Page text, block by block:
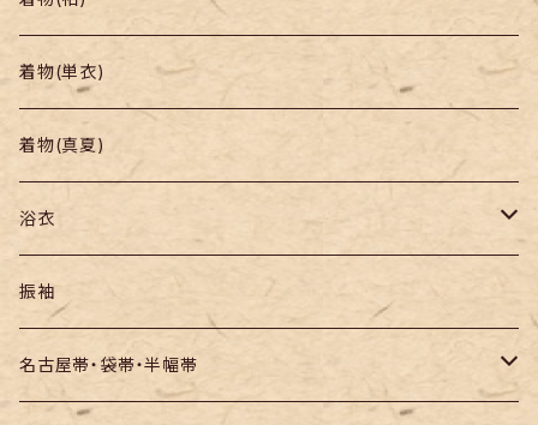
帯
羽織り・道行
小紋
色無地・江戸小紋
紬
訪問着・付下
お召し
着物(単衣)
着物(真夏)
浴衣
セオα・ポリ
木綿・綿麻
振袖
名古屋帯・袋帯・半幅帯